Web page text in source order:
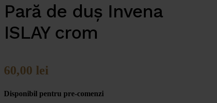
Pară de duș Invena
ISLAY crom
60,00 lei
Disponibil pentru pre-comenzi